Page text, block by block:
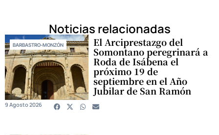
Noticias relacionadas
BARBASTRO-MONZÓN El Arciprestazgo del
Somontano peregrinará a
Roda de Isábena el
próximo 19 de
septiembre en el Año
Jubilar de San Ramón
9 Agosto 2026